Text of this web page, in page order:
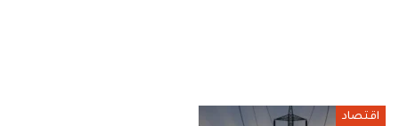
اقتصاد